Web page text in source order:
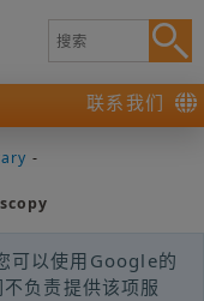
联系我们
-
可以使用Google的
负责提供该项服